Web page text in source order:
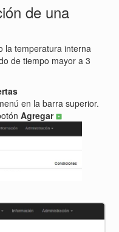
de una
la temperatura interna
de tiempo mayor a 3
en la barra superior.
Agregar